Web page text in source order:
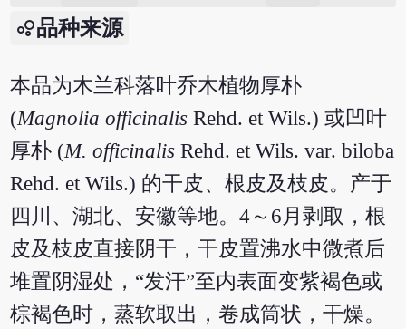
品种来源
本品为木兰科落叶乔木植物厚朴
(Magnolia officinalis Rehd. et Wils.) 或凹叶
厚朴 (M. officinalis Rehd. et Wils. var. biloba
Rehd. et Wils.) 的干皮、根皮及枝皮。产于
四川、湖北、安徽等地。4～6月剥取，根
皮及枝皮直接阴干，干皮置沸水中微煮后
堆置阴湿处，“发汗”至内表面变紫褐色或
棕褐色时，蒸软取出，卷成筒状，干燥。